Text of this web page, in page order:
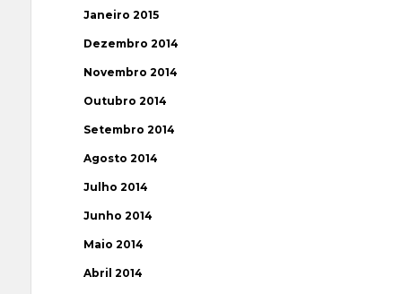
Janeiro 2015
Dezembro 2014
Novembro 2014
Outubro 2014
Setembro 2014
Agosto 2014
Julho 2014
Junho 2014
Maio 2014
Abril 2014